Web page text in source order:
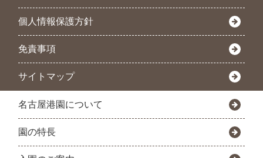
個人情報保護方針
免責事項
サイトマップ
名古屋港園について
園の特長